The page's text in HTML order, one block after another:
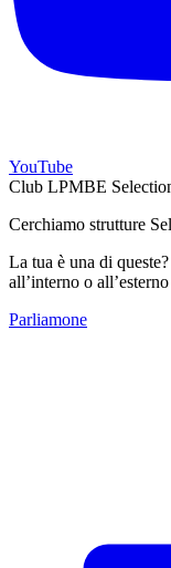
YouTube
Club LPMBE
Cerchiamo strutture
La tua è una di
all’interno o
Parliamone